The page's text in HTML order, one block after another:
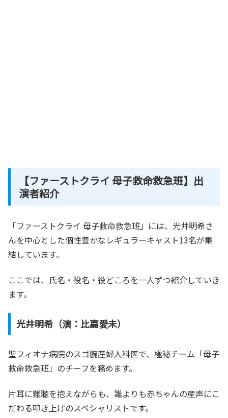
【ファーストクライ 母子救命救急班】 出
演者紹介
「ファーストクライ 母子救命救急班」には、光井明希さ
んを中心とした個性豊かなレギュラーキャスト13名が集
結しています。
ここでは、氏名・役名・役どころを一人ずつ紹介していき
ます。
光井明希（演：比嘉愛未）
聖フィオナ病院のスゴ腕産婦人科医で、極秘チーム「母子
救命救急班」のチーフを務めます。
片耳に難聴を抱えながらも、誰よりも赤ちゃんの産声にこ
だわる叩き上げのスペシャリストです。